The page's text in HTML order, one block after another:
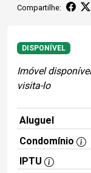
Compartilhe:
DISPONÍVEL
Imóvel
visita-lo
Aluguel
Condomínio
IPTU